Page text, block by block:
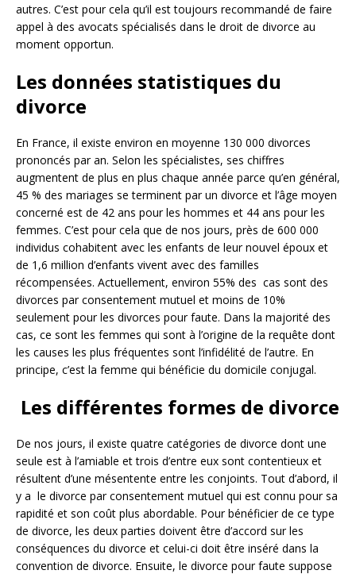
autres. C’est pour cela qu’il est toujours recommandé de faire
appel à des avocats spécialisés dans le droit de divorce au
moment opportun.
Les données statistiques du
divorce
En France, il existe environ en moyenne 130 000 divorces
prononcés par an. Selon les spécialistes, ses chiffres
augmentent de plus en plus chaque année parce qu’en général,
45 % des mariages se terminent par un divorce et l’âge moyen
concerné est de 42 ans pour les hommes et 44 ans pour les
femmes. C’est pour cela que de nos jours, près de 600 000
individus cohabitent avec les enfants de leur nouvel époux et
de 1,6 million d’enfants vivent avec des familles
récompensées. Actuellement, environ 55% des cas sont des
divorces par consentement mutuel et moins de 10%
seulement pour les divorces pour faute. Dans la majorité des
cas, ce sont les femmes qui sont à l’origine de la requête dont
les causes les plus fréquentes sont l’infidélité de l’autre. En
principe, c’est la femme qui bénéficie du domicile conjugal.
Les différentes formes de divorce
De nos jours, il existe quatre catégories de divorce dont une
seule est à l’amiable et trois d’entre eux sont contentieux et
résultent d’une mésentente entre les conjoints. Tout d’abord, il
y a le divorce par consentement mutuel qui est connu pour sa
rapidité et son coût plus abordable. Pour bénéficier de ce type
de divorce, les deux parties doivent être d’accord sur les
conséquences du divorce et celui-ci doit être inséré dans la
convention de divorce. Ensuite, le divorce pour faute suppose